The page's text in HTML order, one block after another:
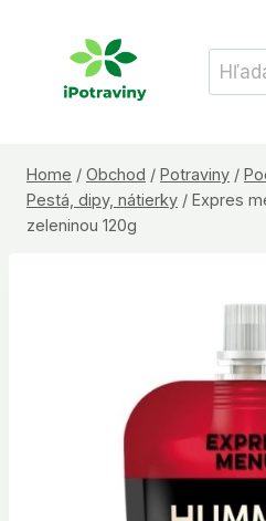
Hľadať:
Home / Obchod / Potraviny /
Pestá, dipy, nátierky / Expres
zeleninou 120g